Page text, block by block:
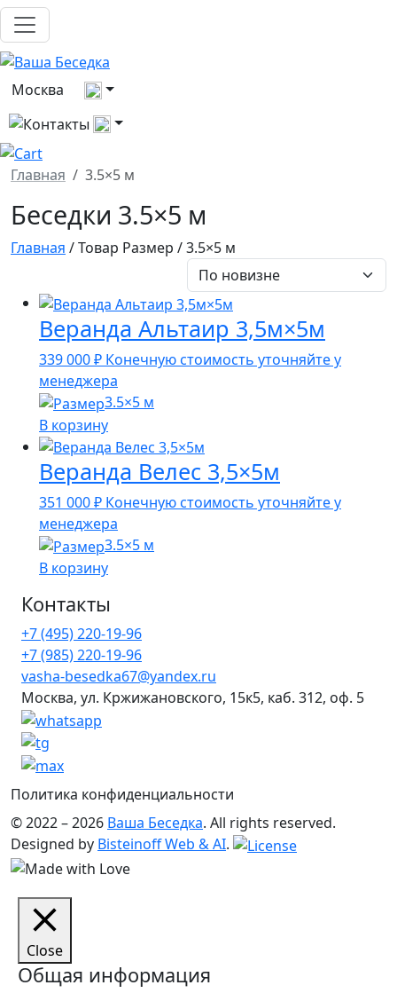
Москва
Выберите город
Все контакты
Главная 3.5×5 м
Беседки 3.5×5 м
Главная / Товар Размер / 3.5×5 м
Веранда Альтаир 3,5м×5м
339 000₽ Конечную стоимость уточняйте у
менеджера
3.5×5 м
В корзину
Веранда Велес 3,5×5м
351 000₽ Конечную стоимость уточняйте у
менеджера
3.5×5 м
В корзину
Контакты
+7 (495) 220-19-96
+7 (985) 220-19-96
vasha-besedka67@yandex.ru
Москва, ул. Кржижановского, 15к5, каб. 312, оф. 5
Политика конфиденциальности
© 2022 – 2026 Ваша Беседка. All rights reserved.
Designed by Bisteinoff Web & AI.
Close
Общая информация